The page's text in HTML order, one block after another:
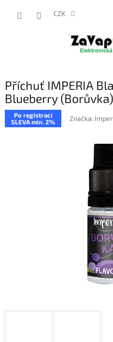
CZK
Příchuť IMPERIA
Blueberry (Borůvka)
Po registraci
SLEVA min. 2%
Značka: